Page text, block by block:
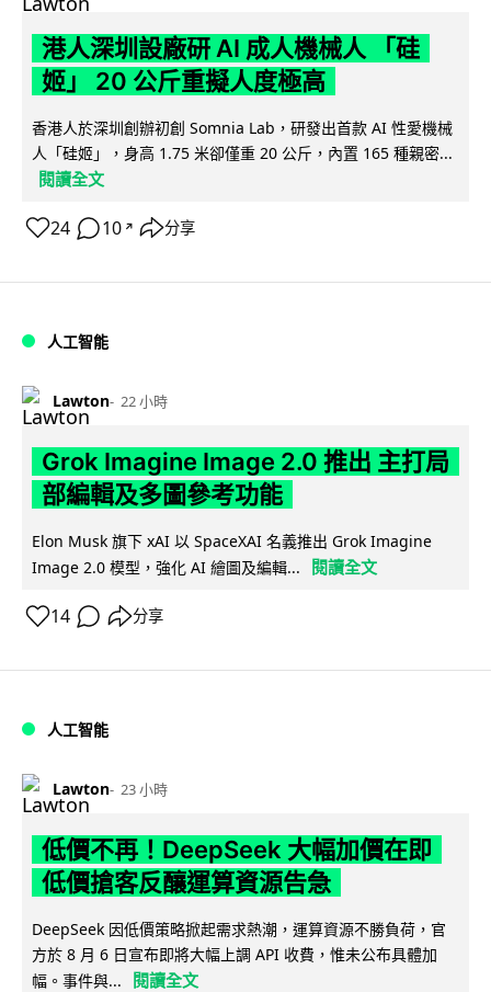
港人深圳設廠研 AI 成人機械人 「硅
姬」 20 公斤重擬人度極高
香港人於深圳創辦初創 Somnia Lab，研發出首款 AI 性愛機械
人「硅姬」，身高 1.75 米卻僅重 20 公斤，內置 165 種親密...
閱讀全文
24 10 ↗ 分享
人工智能
Lawton 22 小時
Grok Imagine Image 2.0 推出 主打局
部編輯及多圖參考功能
Elon Musk 旗下 xAI 以 SpaceXAI 名義推出 Grok Imagine
Image 2.0 模型，強化 AI 繪圖及編輯...
閱讀全文
14 分享
人工智能
Lawton 23 小時
低價不再！DeepSeek 大幅加價在即
低價搶客反釀運算資源告急
DeepSeek 因低價策略掀起需求熱潮，運算資源不勝負荷，官
方於 8 月 6 日宣布即將大幅上調 API 收費，惟未公布具體加
幅。事件與...
閱讀全文